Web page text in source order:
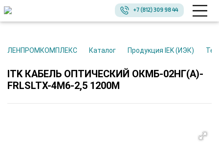
+7 (812) 309 98 44
ЛЕНПРОМКОМПЛЕКС Каталог Продукция IEK (ИЭК)
ITK КАБЕЛЬ ОПТИЧЕСКИЙ ОКМБ-02НГ(А)-
FRLSLTX-4М6-2,5 1200М